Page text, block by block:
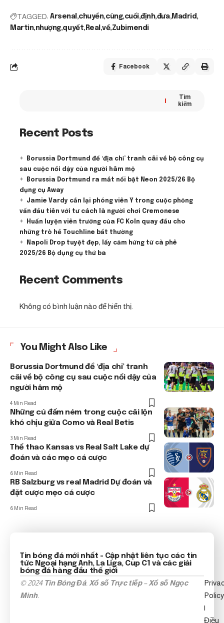
TAGGED: Arsenal chuyển cùng cuối định đưa Madrid
Martin nhượng quyết Real về Zubimendi
Facebook
Tìm
kiếm
Recent Posts
Borussia Dortmund để ‘địa chỉ’ tranh cãi về bộ công cụ
sau cuộc nổi dậy của người hâm mộ
Borussia Dortmund ra mắt nổi bật Neon 2025/26 Bộ
dụng cụ Away
Jamie Vardy cắn lại phóng viên Ý trong cuộc phỏng
vấn đầu tiên với tư cách là người chơi Cremonese
Huấn luyện viên trưởng của FC Koln quay đầu cho
những trò hề Touchline bất thường
Napoli Drop tuyệt đẹp, lấy cảm hứng từ cà phê
2025/26 Bộ dụng cụ thứ ba
Recent Comments
Không có bình luận nào để hiển thị.
You Might Also Like
Borussia Dortmund để ‘địa chỉ’ tranh
cãi về bộ công cụ sau cuộc nổi dậy của
người hâm mộ
4 Min Read
Những cú đấm ném trong cuộc cãi lộn
khó chịu giữa Como và Real Betis
3 Min Read
Thể thao Kansas vs Real Salt Lake dự
đoán và các mẹo cá cược
6 Min Read
RB Salzburg vs real Madrid Dự đoán và
đặt cược mẹo cá cược
6 Min Read
Tin bóng đá mới nhất - Cập nhật liên tục các tin
tức Ngoại hạng Anh, La Liga, Cup C1 và các giải
bóng đá hàng đầu thế giới
© 2024 Tin Bóng Đá. Xổ số Trực tiếp–Xổ số Ngọc
Minh.
Policy
|
Điều